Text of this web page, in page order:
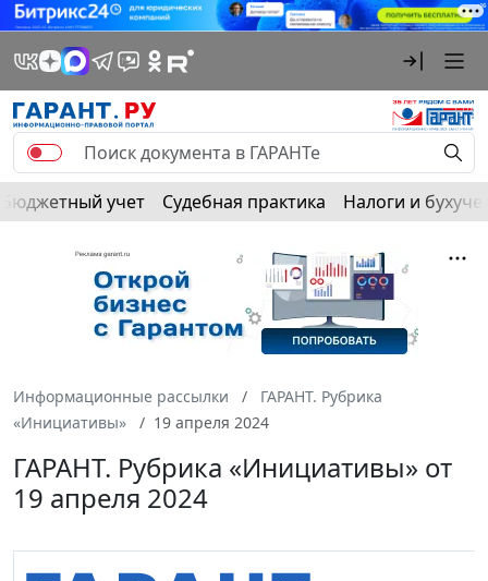
Бюджетный учет Судебная практика Налоги и
Информационные рассылки
ГАРАНТ. Рубрика
«Инициативы»
19 апреля 2024
ГАРАНТ. Рубрика «Инициативы» от
19 апреля 2024